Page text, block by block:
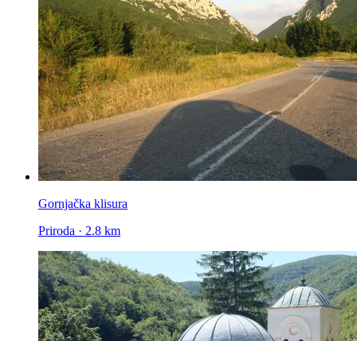
Gornjačka klisura
Priroda · 2.8 km